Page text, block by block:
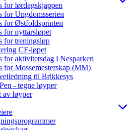
for lørdagskjappen
for Ungdomsserien
for Østfoldsprinten
for nyttårsløpet
for treningsløp
CF-løpet
for aktivitetsdag i Nesparken
for Mossemesterskap (MM)
til Brikkesys
- tegne løyper
av løyper